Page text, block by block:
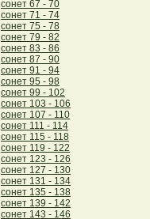
сонет 67 - 70
сонет 71 - 74
сонет 75 - 78
сонет 79 - 82
сонет 83 - 86
сонет 87 - 90
сонет 91 - 94
сонет 95 - 98
сонет 99 - 102
сонет 103 - 106
сонет 107 - 110
сонет 111 - 114
сонет 115 - 118
сонет 119 - 122
сонет 123 - 126
сонет 127 - 130
сонет 131 - 134
сонет 135 - 138
сонет 139 - 142
сонет 143 - 146